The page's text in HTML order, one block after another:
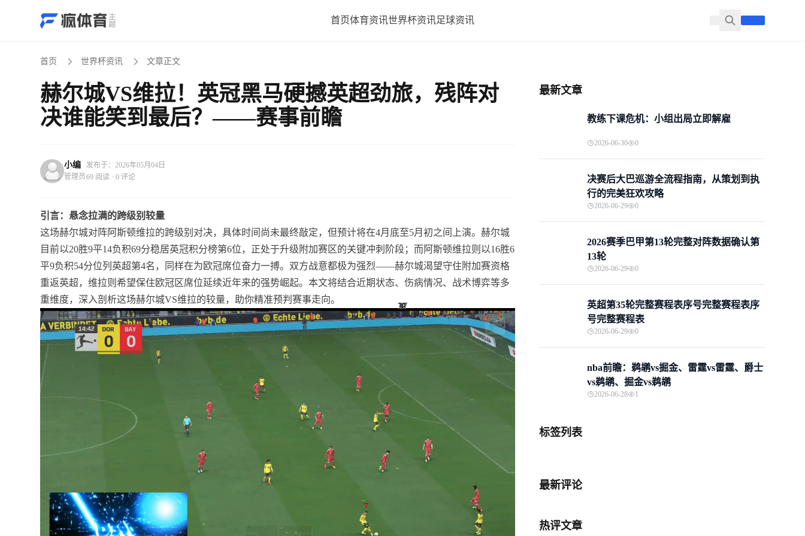
首页体育资讯世界杯资讯足球资讯
首页 世界杯资讯 文章正文
赫尔城VS维拉！英冠黑马硬撼英超劲旅，残阵对
决谁能笑到最后？——赛事前瞻
小编
管理员
发布于：2026年05月04日
69 阅读 · 0 评论
引言：悬念拉满的跨级别较量
这场赫尔城对阵阿斯顿维拉的跨级别对决，具体时间尚未最终敲定，但预计将在4月底至5月初之间上演。赫尔城
目前以20胜9平14负积69分稳居英冠积分榜第6位，正处于升级附加赛区的关键冲刺阶段；而阿斯顿维拉则以16胜6
平9负积54分位列英超第4名，同样在为欧冠席位奋力一搏。双方战意都极为强烈——赫尔城渴望守住附加赛资格
重返英超，维拉则希望保住欧冠区席位延续近年来的强势崛起。本文将结合近期状态、伤病情况、战术博弈等多
重维度，深入剖析这场赫尔城VS维拉的较量，助你精准预判赛事走向。
17
1
17
31
31
31
最新文章
教练下课危机：小组出局立即解雇
2026-06-30 0
决赛后大巴巡游全流程指南，从策划到执
行的完美狂欢攻略
2026-06-29 0
2026赛季巴甲第13轮完整对阵数据确认第
13轮
2026-06-29 0
英超第35轮完整赛程表序号完整赛程表序
号完整赛程表
2026-06-29 0
nba前瞻：鹈鹕vs掘金、雷霆vs雷霆、爵士
vs鹈鹕、掘金vs鹈鹕
2026-06-28 1
标签列表
最新评论
热评文章